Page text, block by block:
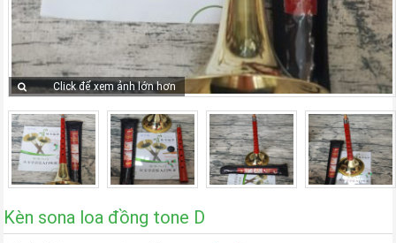
Click để xem ảnh lớn hơn
Kèn sona loa đồng tone D